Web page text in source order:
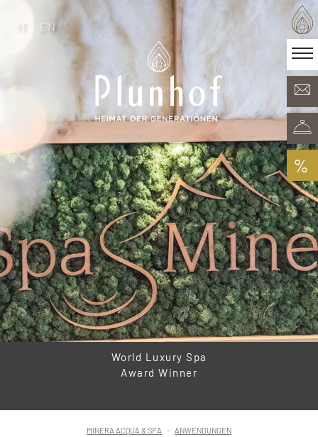
EN
Heimat der Generationen
Zimmer & Angebote
Minera Acqua & Spa
Plunhof Erlebnisse
Entdeckungen rundum
%
IT EN
World Luxury Spa
Award Winner
MINERA ACQUA & SPA ANWENDUNGEN